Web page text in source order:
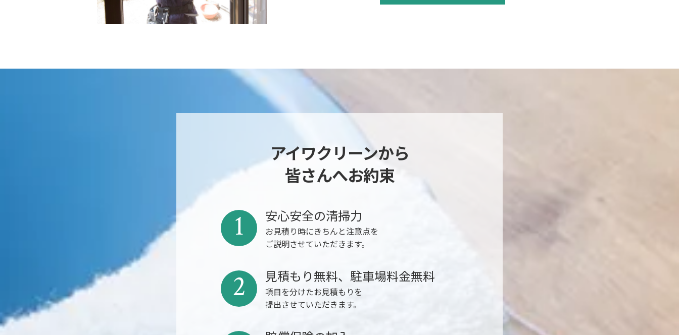
アイワクリーンから
皆さんへお約束
安心安全の清掃力
お見積り時にきちんと注意点を
ご説明させていただきます。
1
見積もり無料、駐車場料金無料
項目を分けたお見積もりを
提出させていただきます。
2